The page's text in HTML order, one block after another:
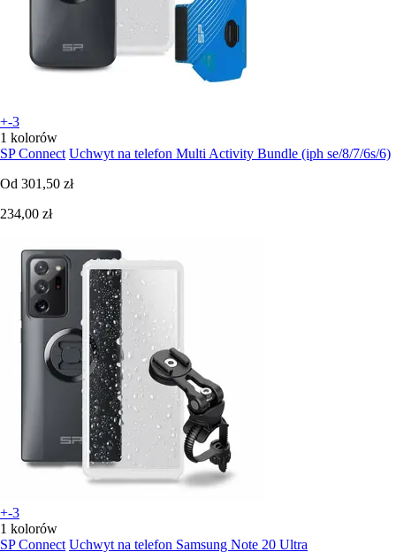
+-3
1 kolorów
SP Connect Uchwyt na telefon Multi Activity Bundle (iph se/8/7/6s/6)
Od 301,50 zł
234,00 zł
+-3
1 kolorów
SP Connect Uchwyt na telefon Samsung Note 20 Ultra